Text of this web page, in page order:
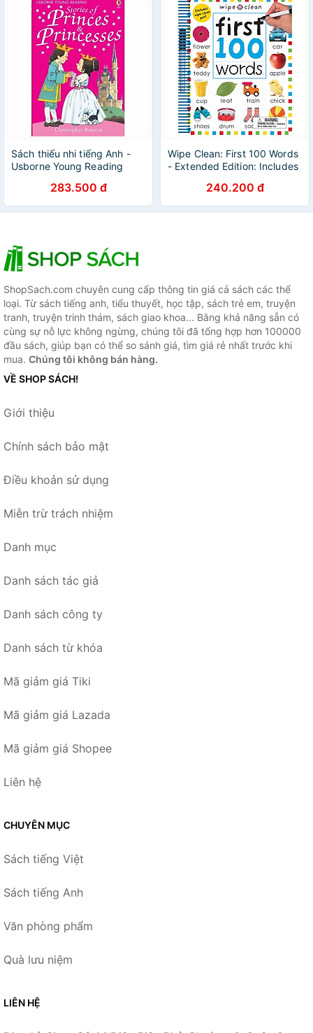
Sách thiếu nhi tiếng Anh -
Usborne Young Reading
Princes and Princesses + CD
283.500 đ
Wipe Clean: First 100 Words
- Extended Edition: Includes
240.200 đ
ShopSach.com chuyên cung cấp thông tin giá cả sách các thể
loại. Từ sách tiếng anh, tiểu thuyết, học tập, sách trẻ em, truyện
tranh, truyện trinh thám, sách giao khoa... Bằng khả năng sẵn có
cùng sự nỗ lực không ngừng, chúng tôi đã tổng hợp hơn 100000
đầu sách, giúp bạn có thể so sánh giá, tìm giá rẻ nhất trước khi
mua. Chúng tôi không bán hàng.
VỀ SHOP SÁCH!
Giới thiệu
Chính sách bảo mật
Điều khoản sử dụng
Miễn trừ trách nhiệm
Danh mục
Danh sách tác giả
Danh sách công ty
Danh sách từ khóa
Mã giảm giá Tiki
Mã giảm giá Lazada
Mã giảm giá Shopee
Liên hệ
CHUYÊN MỤC
Sách tiếng Việt
Sách tiếng Anh
Văn phòng phẩm
Quà lưu niệm
LIÊN HỆ